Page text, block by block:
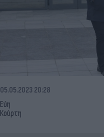
Εύη
Κούρτη
05.05.2023 20:28